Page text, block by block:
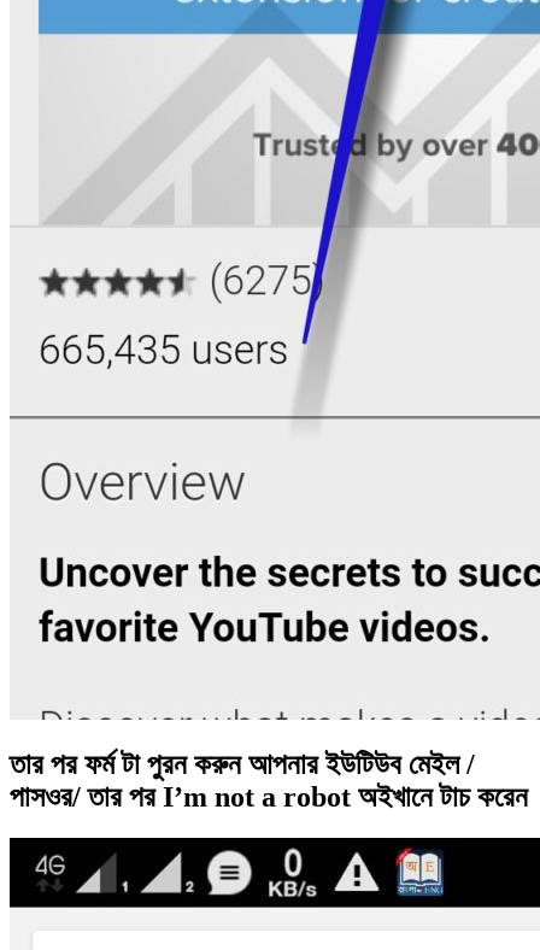
তার পর ফর্ম টা পুরন করুন আপনার ইউটিউব মেইল /
পাসওর/ তার পর I’m not a robot অইখানে টাচ করেন